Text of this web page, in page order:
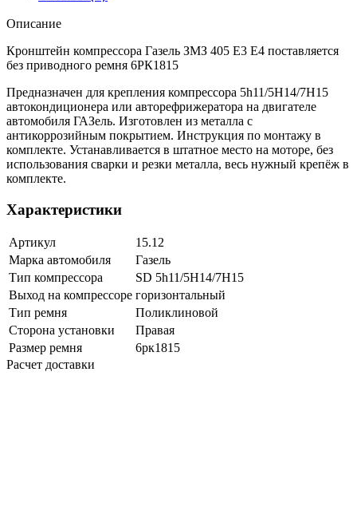
Описание
Кронштейн компрессора Газель ЗМЗ 405 Е3 Е4 поставляется
без приводного ремня 6РК1815
Предназначен для крепления компрессора 5h11/5H14/7H15
автокондиционера или авторефрижератора на двигателе
автомобиля ГАЗель. Изготовлен из металла с
антикоррозийным покрытием. Инструкция по монтажу в
комплекте. Устанавливается в штатное место на моторе, без
использования сварки и резки металла, весь нужный крепёж в
комплекте.
Характеристики
Артикул
15.12
Марка автомобиля
Газель
Тип компрессора
SD 5h11/5H14/7H15
Выход на компрессоре горизонтальный
Тип ремня
Поликлиновой
Сторона установки
Правая
Размер ремня
6рк1815
Расчет доставки